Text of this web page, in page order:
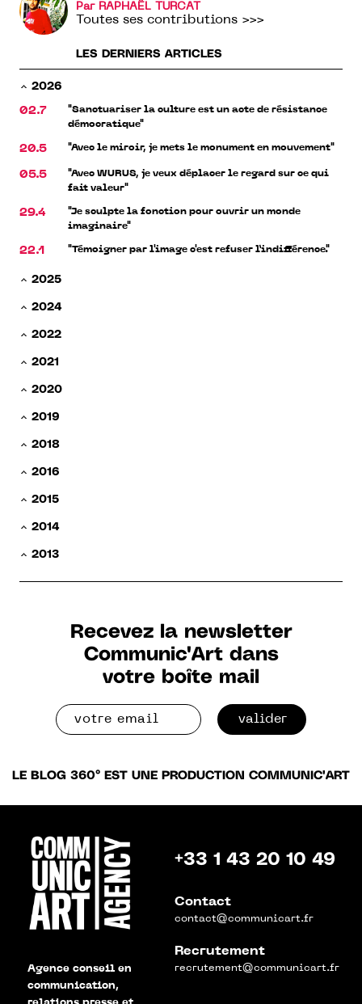
Par RAPHAËL TURCAT
Toutes ses contributions >>>
LES DERNIERS ARTICLES
2026
02.7
"Sanctuariser la culture est un acte de résistance
démocratique"
20.5 "Avec le miroir, je mets le monument en mouvement"
05.5
"Avec WURUS, je veux déplacer le regard sur ce qui
fait valeur"
29.4
"Je sculpte la fonction pour ouvrir un monde
imaginaire"
22.1 "Témoigner par l'image c'est refuser l’indifférence."
2025
2024
2022
2021
2020
2019
2018
2016
2015
2014
2013
Recevez la newsletter
Communic'Art dans
votre boîte mail
valider
LE BLOG 360° EST UNE PRODUCTION COMMUNIC'ART
Agence conseil en
communication,
+33 1 43 20 10 49
Contact
contact@communicart.fr
Recrutement
recrutement@communicart.fr